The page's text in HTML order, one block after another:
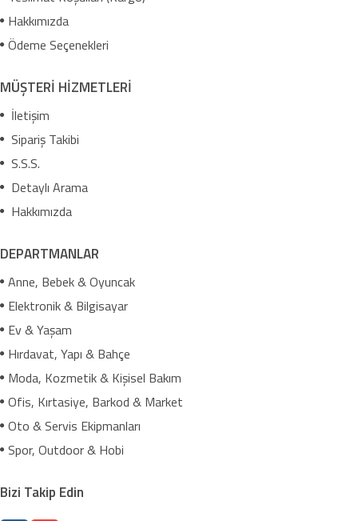
Hakkımızda
Ödeme Seçenekleri
MÜŞTERİ HİZMETLERİ
İletişim
Sipariş Takibi
S.S.S.
Detaylı Arama
Hakkımızda
DEPARTMANLAR
Anne, Bebek & Oyuncak
Elektronik & Bilgisayar
Ev & Yaşam
Hırdavat, Yapı & Bahçe
Moda, Kozmetik & Kişisel Bakım
Ofis, Kırtasiye, Barkod & Market
Oto & Servis Ekipmanları
Spor, Outdoor & Hobi
Bizi Takip Edin